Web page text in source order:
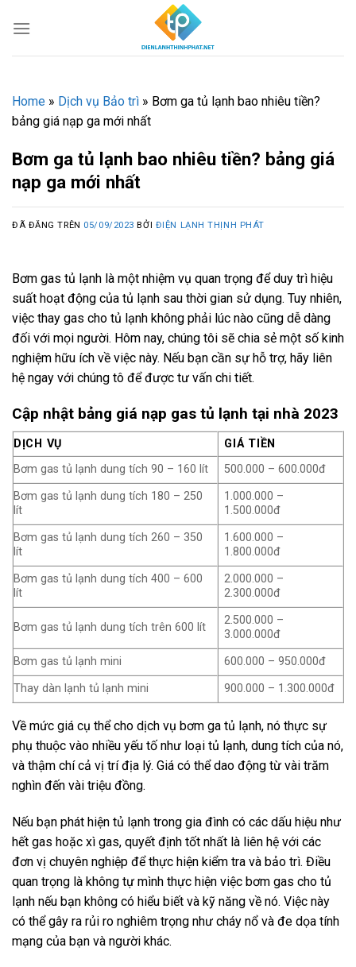
đến
Home » Dịch vụ Bảo trì » Bơm ga tủ lạnh bao nhiêu tiền?
bảng giá nạp ga mới nhất
Bơm ga tủ lạnh bao nhiêu tiền? bảng giá
nạp ga mới nhất
ĐÃ ĐĂNG TRÊN 05/09/2023 BỞI ĐIỆN LẠNH THỊNH PHÁT
Bơm gas tủ lạnh là một nhiệm vụ quan trọng để duy trì hiệu
suất hoạt động của tủ lạnh sau thời gian sử dụng. Tuy nhiên,
việc thay gas cho tủ lạnh không phải lúc nào cũng dễ dàng
đối với mọi người. Hôm nay, chúng tôi sẽ chia sẻ một số kinh
nghiệm hữu ích về việc này. Nếu bạn cần sự hỗ trợ, hãy liên
hệ ngay với chúng tô để được tư vấn chi tiết.
Cập nhật bảng giá nạp gas tủ lạnh tại nhà 2023
DỊCH VỤ
GIÁ TIỀN
Bơm gas tủ lạnh dung tích 90 – 160 lít
500.000 – 600.000đ
Bơm gas tủ lạnh dung tích 180 – 250
lít
1.000.000 –
1.500.000đ
Bơm gas tủ lạnh dung tích 260 – 350
lít
1.600.000 –
1.800.000đ
Bơm gas tủ lạnh dung tích 400 – 600
lít
2.000.000 –
2.300.000đ
Bơm gas tủ lạnh dung tích trên 600 lít
2.500.000 –
3.000.000đ
Bơm gas tủ lạnh mini
600.000 – 950.000đ
Thay dàn lạnh tủ lạnh mini
900.000 – 1.300.000đ
Về mức giá cụ thể cho dịch vụ bơm ga tủ lạnh, nó thực sự
phụ thuộc vào nhiều yếu tố như loại tủ lạnh, dung tích của nó,
và thậm chí cả vị trí địa lý. Giá có thể dao động từ vài trăm
nghìn đến vài triệu đồng.
Nếu bạn phát hiện tủ lạnh trong gia đình có các dấu hiệu như
hết gas hoặc xì gas, quyết định tốt nhất là liên hệ với các
đơn vị chuyên nghiệp để thực hiện kiểm tra và bảo trì. Điều
quan trọng là không tự mình thực hiện việc bơm gas cho tủ
lạnh nếu bạn không có hiểu biết và kỹ năng về nó. Việc này
có thể gây ra rủi ro nghiêm trọng như cháy nổ và đe dọa tính
mạng của bạn và người khác.